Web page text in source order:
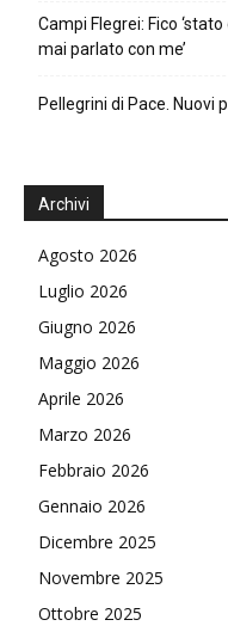
Campi Flegrei: Fico
mai parlato con me’
Pellegrini di Pace. Nuovi
Archivi
Agosto 2026
Luglio 2026
Giugno 2026
Maggio 2026
Aprile 2026
Marzo 2026
Febbraio 2026
Gennaio 2026
Dicembre 2025
Novembre 2025
Ottobre 2025